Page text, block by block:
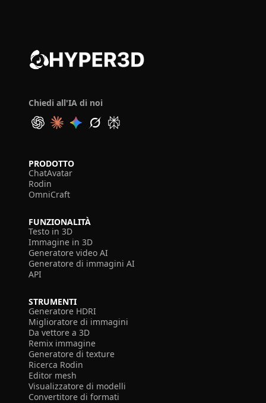
Chiedi all'IA di noi
PRODOTTO
ChatAvatar
Rodin
OmniCraft
FUNZIONALITÀ
Testo in 3D
Immagine in 3D
Generatore video AI
Generatore di immagini AI
API
STRUMENTI
Generatore HDRI
Miglioratore di immagini
Da vettore a 3D
Remix immagine
Generatore di texture
Ricerca Rodin
Editor mesh
Visualizzatore di modelli
Convertitore di formati